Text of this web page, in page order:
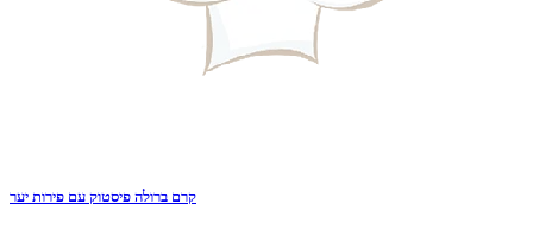
קרם ברולה פיסטוק עם פירות יער